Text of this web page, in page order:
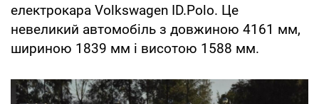
електрокара Volkswagen ID.Polo. Це
невеликий автомобіль з довжиною 4161 мм,
шириною 1839 мм і висотою 1588 мм.